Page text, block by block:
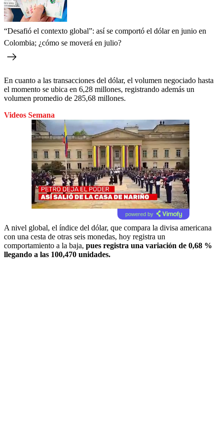
“Desafió el contexto global”: así se comportó el dólar en junio en
Colombia; ¿cómo se moverá en julio?
En cuanto a las transacciones del dólar, el volumen negociado hasta
el momento se ubica en 6,28 millones, registrando además un
volumen promedio de 285,68 millones.
Videos Semana
powered by
A nivel global, el índice del dólar, que compara la divisa americana
con una cesta de otras seis monedas, hoy registra un
comportamiento a la baja, pues registra una variación de 0,68 %
llegando a las 100,470 unidades.